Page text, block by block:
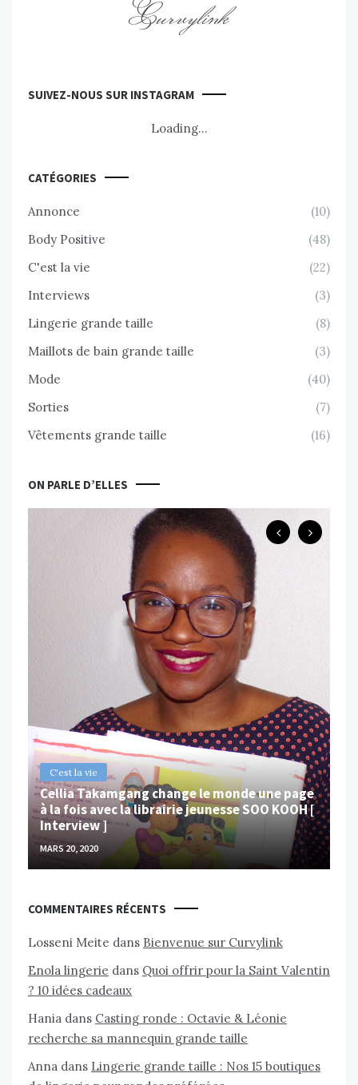
Curvylink
SUIVEZ-NOUS SUR INSTAGRAM
Loading...
CATÉGORIES
Annonce
(10)
Body Positive
(48)
C'est la vie
(22)
Interviews
(3)
Lingerie grande taille
(8)
Maillots de bain grande taille
(3)
Mode
(40)
Sorties
(7)
Vêtements grande taille
(16)
ON PARLE D’ELLES
C'est la vie
Cellia Takamgang change le monde une page
à la fois avec la librairie jeunesse SOO KOOH [
Interview ]
MARS 20, 2020
COMMENTAIRES RÉCENTS
Losseni Meite dans Bienvenue sur Curvylink
Enola lingerie dans Quoi offrir pour la Saint Valentin
? 10 idées cadeaux
Hania dans Casting ronde : Octavie & Léonie
recherche sa mannequin grande taille
Anna dans Lingerie grande taille : Nos 15 boutiques